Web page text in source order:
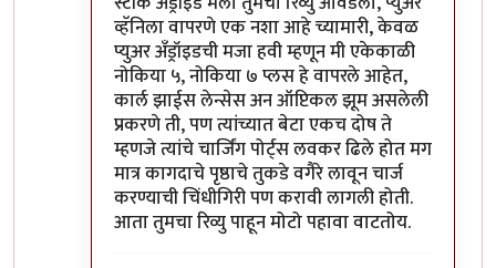
व्हॅनिला वापरणे एक नशा आहे च्यामारी, केवळ
प्युअर अँड्रॉइडची मजा हवी म्हणून मी एकेकाळी
नोकिया ५, नोकिया ७ प्लस हे वापरले आहेत,
कार्ल झाईस लेन्सेस अन ऑप्टिकल झूम असलेली
प्रकरणे ती, पण त्यांच्यात बेटा एकच दोष ते
म्हणजे त्यांचे चार्जिंग पोर्ट्स लवकर ढिले होत मग
मात्र कागदाचे पृष्ठाचे तुकडे वगैरे लावून चार्ज
करण्याची चिंधीगिरी पण करावी लागली होती.
आता तुमचा रिव्यु पाहून मोटो पहावा वाटतोय.